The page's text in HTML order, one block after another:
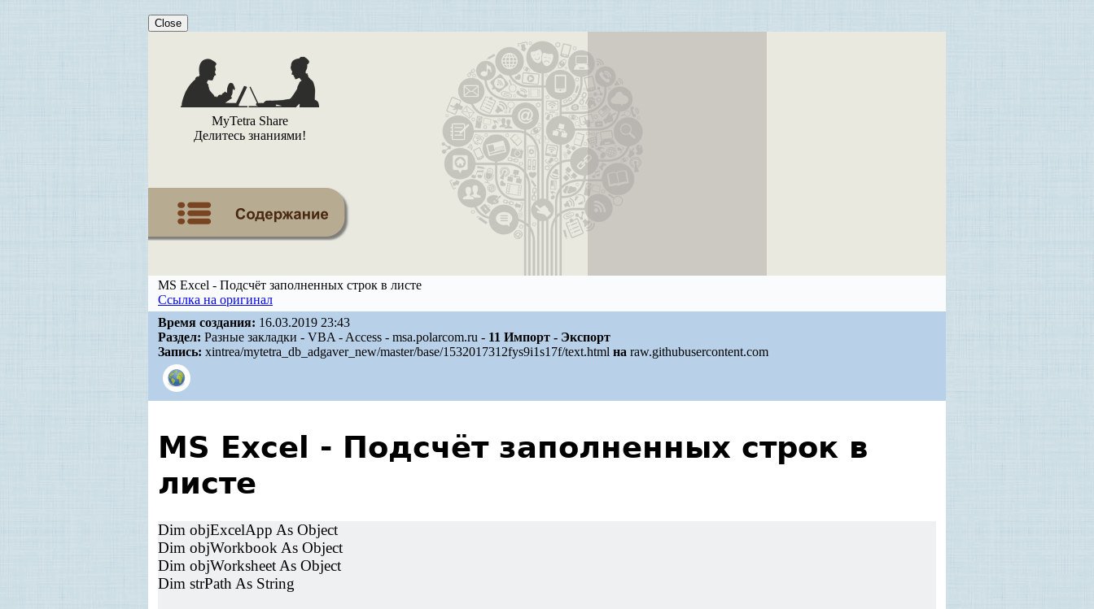
Close
MyTetra Share
Делитесь знаниями!
MS Excel - Подсчёт заполненных строк в листе
Ссылка на оригинал
Время создания: 16.03.2019 23:43
Раздел: Разные закладки - VBA - Access - msa.polarcom.ru - 11 Импорт - Экспорт
Запись: xintrea/mytetra_db_adgaver_new/master/base/1532017312fys9i1s17f/text.html на raw.githubusercontent.com
MS Excel - Подсчёт заполненных строк в
листе
Dim objExcelApp As Object
Dim objWorkbook As Object
Dim objWorksheet As Object
Dim strPath As String